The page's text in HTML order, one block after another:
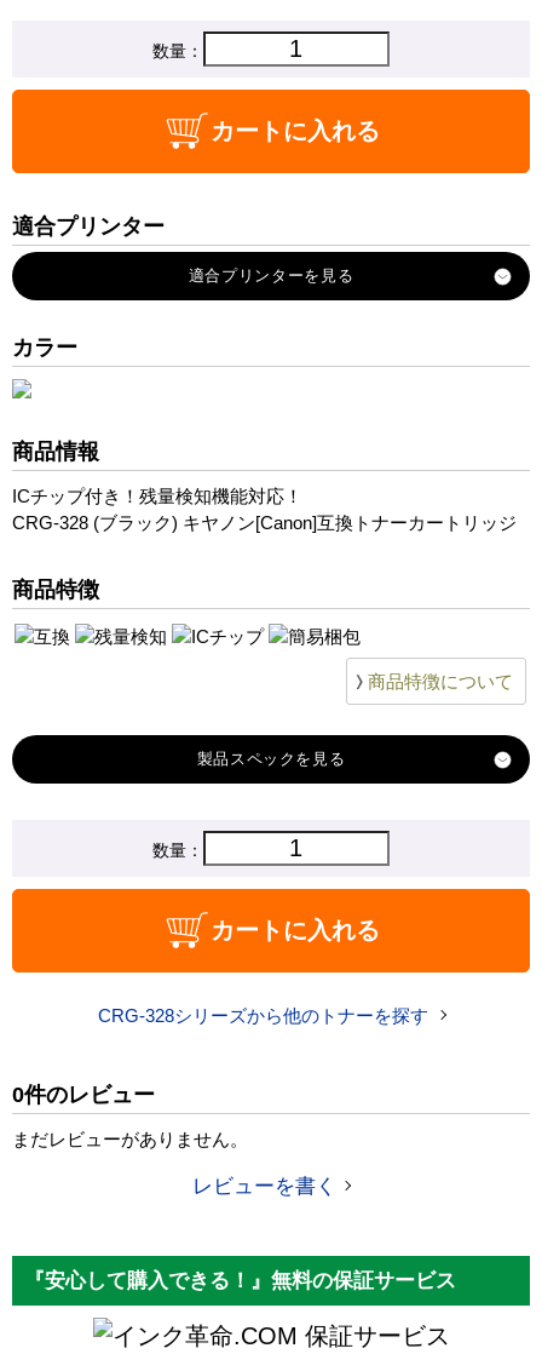
数量：
カートに入れる
適合プリンター
Satera-MF4420n
Satera-MF4430
Satera-MF4450
Satera-MF4550d
Satera-MF4570dn
Satera-MF4580dn
Satera-MF4750
Satera-MF4820d
Satera-MF4870dn
Satera-MF4890dw
カラー
商品情報
ICチップ付き！残量検知機能対応！
CRG-328 (ブラック) キヤノン[Canon]互換トナーカートリッジ
商品特徴
商品特徴について
製品スペック
キヤノン
CRG-328
4,620 円
カラー ブラック
数量：
カートに入れる
CRG-328シリーズから他のトナーを探す
0件のレビュー
まだレビューがありません。
レビューを書く
『安心して購入できる！』無料の保証サービス
保証サービス